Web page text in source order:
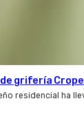
grifería
residencial ha